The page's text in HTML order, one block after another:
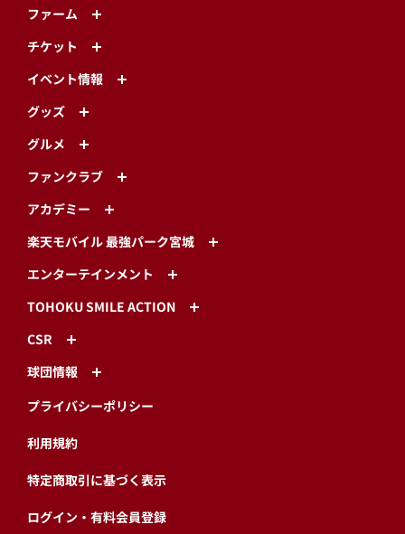
ファーム
チケット
イベント情報
グッズ
グルメ
ファンクラブ
アカデミー
楽天モバイル 最強パーク宮城
エンターテインメント
TOHOKU SMILE ACTION
CSR
球団情報
プライバシーポリシー
利用規約
特定商取引に基づく表示
ログイン・有料会員登録